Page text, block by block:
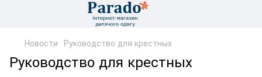
Новости Руководство для крестных
Руководство для крестных